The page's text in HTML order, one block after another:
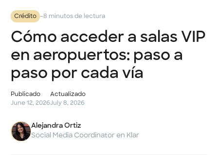
Crédito -8 minutos de lectura
Cómo acceder a salas VIP
en aeropuertos: paso a
paso por cada vía
Publicado
June 12, 2026
Actualizado
July 8, 2026
Alejandra Ortiz
Social Media Coordinator en Klar